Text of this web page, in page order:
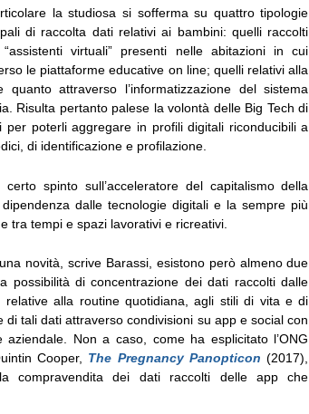
la studiosa si sofferma su quattro tipologie
di raccolta dati relativi ai bambini: quelli raccolti
virtuali” presenti nelle abitazioni in cui
le piattaforme educative on line; quelli relativi alla
attraverso l’informatizzazione del sistema
Risulta pertanto palese la volontà delle Big Tech di
poterli aggregare in profili digitali riconducibili a
di identificazione e profilazione.
spinto sull’acceleratore del capitalismo della
dalle tecnologie digitali e la sempre più
tra tempi e spazi lavorativi e ricreativi.
novità, scrive Barassi, esistono però almeno due
possibilità di concentrazione dei dati raccolti dalle
relative alla routine quotidiana, agli stili di vita e di
tali dati attraverso condivisioni su app e social con
Non a caso, come ha esplicitato l’ONG
Cooper, The Pregnancy Panopticon (2017),
compravendita dei dati raccolti delle app che